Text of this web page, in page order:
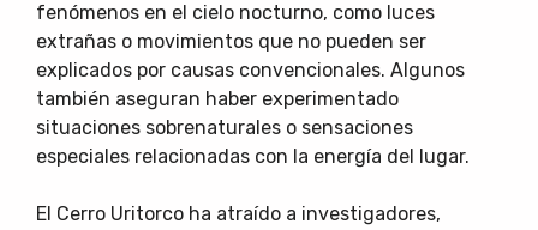
fenómenos en el cielo nocturno, como luces
extrañas o movimientos que no pueden ser
explicados por causas convencionales. Algunos
también aseguran haber experimentado
situaciones sobrenaturales o sensaciones
especiales relacionadas con la energía del lugar.
El Cerro Uritorco ha atraído a investigadores,